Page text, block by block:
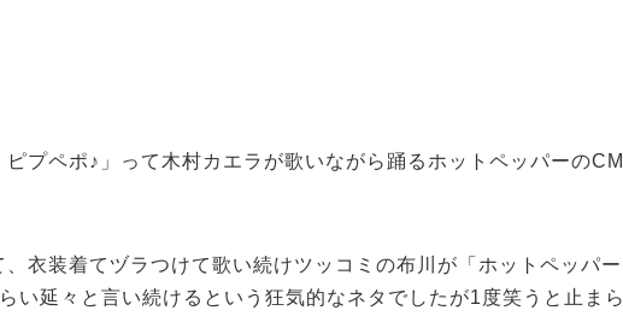
プペポ♪」って木村カエラが歌いながら踊るホットペッパーのCM
衣装着てヅラつけて歌い続けツッコミの布川が「ホットペッパー
い延々と言い続けるという狂気的なネタでしたが1度笑うと止まら